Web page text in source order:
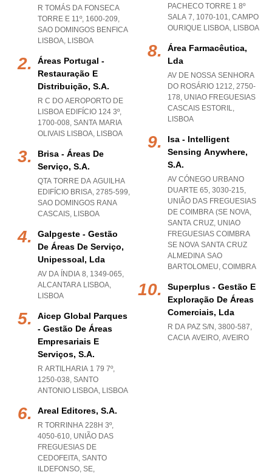
R TOMÁS DA FONSECA
TORRE E 11º, 1600-209,
SAO DOMINGOS BENFICA
LISBOA, LISBOA
Áreas Portugal -
Restauração E
Distribuição, S.a.
R C DO AEROPORTO DE
LISBOA EDIFÍCIO 124 3º,
1700-008, SANTA MARIA
OLIVAIS LISBOA, LISBOA
Brisa - Áreas De
Serviço, S.a.
QTA TORRE DA AGUILHA
EDIFÍCIO BRISA, 2785-599,
SAO DOMINGOS RANA
CASCAIS, LISBOA
Galpgeste - Gestão
De Áreas De Serviço,
Unipessoal, Lda
AV DA ÍNDIA 8, 1349-065,
ALCANTARA LISBOA,
LISBOA
Aicep Global Parques
- Gestão De Áreas
Empresariais E
Serviços, S.a.
R ARTILHARIA 1 79 7º,
1250-038, SANTO
ANTONIO LISBOA, LISBOA
Areal Editores, S.a.
R TORRINHA 228H 3º,
4050-610, UNIÃO DAS
FREGUESIAS DE
CEDOFEITA, SANTO
ILDEFONSO, SE,
PACHECO TORRE 1 8º
SALA 7, 1070-101, CAMPO
OURIQUE LISBOA, LISBOA
Área Farmacêutica,
Lda
AV DE NOSSA SENHORA
DO ROSÁRIO 1212, 2750-
178, UNIAO FREGUESIAS
CASCAIS ESTORIL,
LISBOA
Isa - Intelligent
Sensing Anywhere,
S.a.
AV CÓNEGO URBANO
DUARTE 65, 3030-215,
UNIÃO DAS FREGUESIAS
DE COIMBRA (SE NOVA,
SANTA CRUZ, UNIAO
FREGUESIAS COIMBRA
SE NOVA SANTA CRUZ
ALMEDINA SAO
BARTOLOMEU, COIMBRA
Superplus - Gestão E
Exploração De Áreas
Comerciais, Lda
R DA PAZ S/N, 3800-587,
CACIA AVEIRO, AVEIRO